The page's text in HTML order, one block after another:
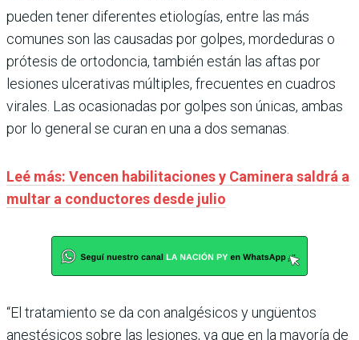
pueden tener diferentes etiologías, entre las más
comunes son las causadas por golpes, mordeduras o
prótesis de ortodoncia, también están las aftas por
lesiones ulcerativas múltiples, frecuentes en cuadros
virales. Las ocasionadas por golpes son únicas, ambas
por lo general se curan en una a dos semanas.
Leé más: Vencen habilitaciones y Caminera saldrá a
multar a conductores desde julio
“El tratamiento se da con analgésicos y ungüentos
anestésicos sobre las lesiones, ya que en la mayoría de